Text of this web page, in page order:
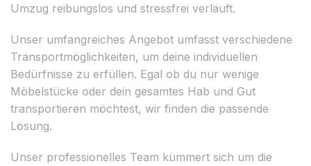
Umzug reibungslos und stressfrei verläuft.
Unser umfangreiches Angebot umfasst verschiedene
Transportmöglichkeiten, um deine individuellen
Bedürfnisse zu erfüllen. Egal ob du nur wenige
Möbelstücke oder dein gesamtes Hab und Gut
transportieren möchtest, wir finden die passende
Lösung.
Unser professionelles Team kümmert sich um die